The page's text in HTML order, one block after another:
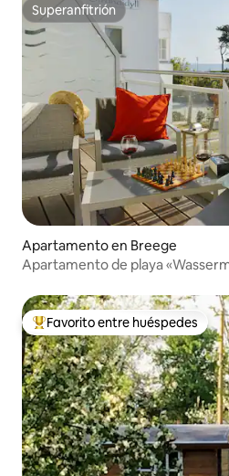
Superanfitrión
Superanfitrión
Apartamento en Breege
Apartamento de playa
Favorito entre huéspedes
Favorito entre huéspedes